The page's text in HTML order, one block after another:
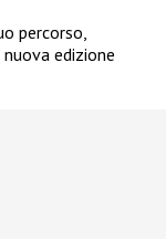
percorso,
nuova edizione